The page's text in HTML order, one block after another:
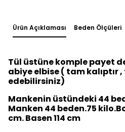
Ürün Açıklaması Beden Ölçüleri
Tül üstüne komple payet
abiye elbise ( tam kalıptır
edebilirsiniz)
Mankenin üstündeki 44
Manken 44 beden.75
cm. Basen 114 cm